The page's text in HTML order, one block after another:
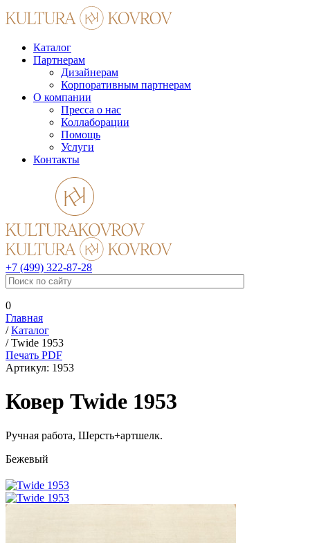
Каталог
Партнерам
Дизайнерам
Корпоративным партнерам
О компании
Пресса о нас
Коллаборации
Помощь
Услуги
Контакты
+7 (499) 322-87-28
0
Главная
/Каталог
/Twide 1953
Печать PDF
Артикул: 1953
Ковер Twide 1953
Ручная работа, Шерсть+артшелк.
Бежевый